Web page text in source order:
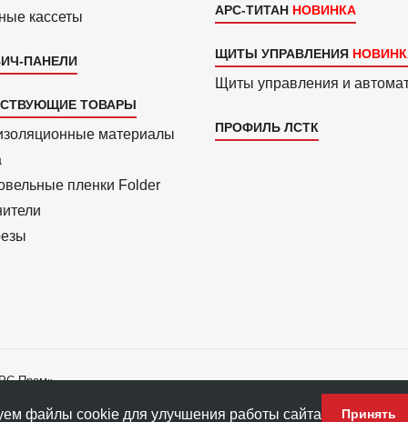
кассеты
ПАНЕЛИ
ТОВАРЫ
материалы
пленки Folder
АРС-ТИТАН
ЩИТЫ УПРАВЛЕНИЯ
Щиты управления и
ПРОФИЛЬ ЛСТК
Пром»
файлы cookie для улучшения работы сайта Принять